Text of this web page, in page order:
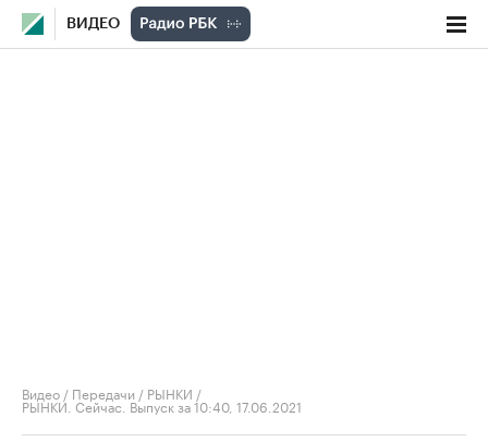
ВИДЕО
Видео / Передачи / РЫНКИ /
РЫНКИ. Сейчас. Выпуск за 10:40, 17.06.2021